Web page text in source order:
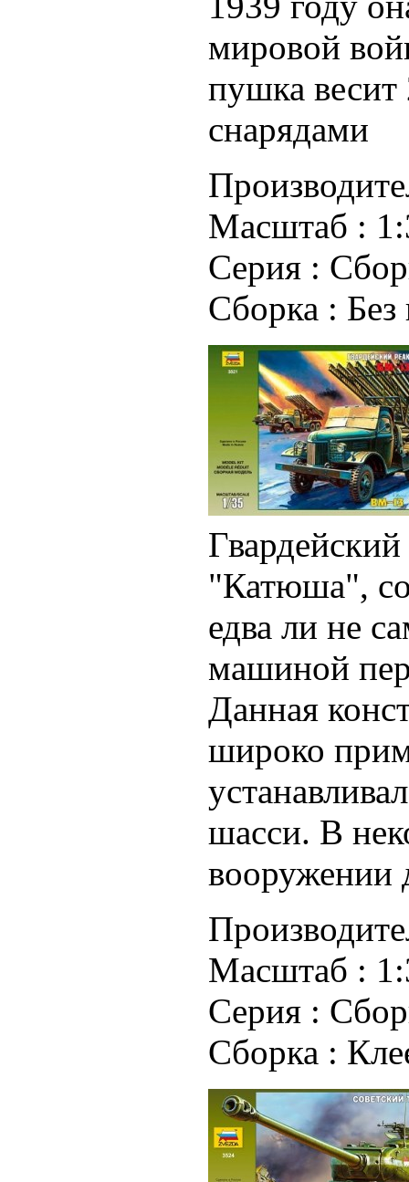
мировой
пушка весит
снарядами
Масштаб :
Серия :
Сборка : Без
"Катюша",
едва ли не
машиной
Данная
широко
шасси. В
вооружении
Масштаб :
Серия :
Сборка :